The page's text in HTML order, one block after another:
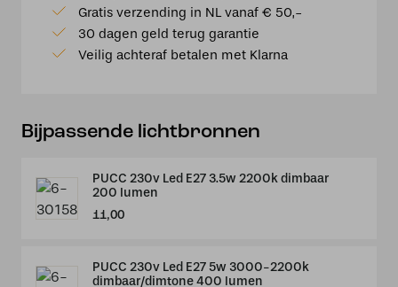
E27
15W
Zwart
Gratis verzending in NL vanaf € 50,-
30 dagen geld terug garantie
Veilig achteraf betalen met Klarna
Bijpassende lichtbronnen
PUCC 230v Led E27 3.5w 2200k dimbaar
200 lumen
11,00
PUCC 230v Led E27 5w 3000-2200k
dimbaar/dimtone 400 lumen